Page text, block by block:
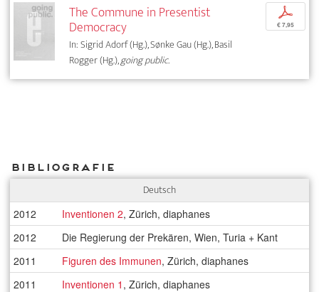
The Commune in Presentist
Democracy
In: Sigrid Adorf (Hg.), Sønke Gau (Hg.), Basil
Rogger (Hg.),going public.
p
€ 7,95
Bibliografie
Deutsch
2012 Inventionen 2, Zürich, diaphanes
2012
Die Regierung der Prekären, Wien, Turia + Kant
2011
Figuren des Immunen, Zürich, diaphanes
2011
Inventionen 1 , Zürich, diaphanes